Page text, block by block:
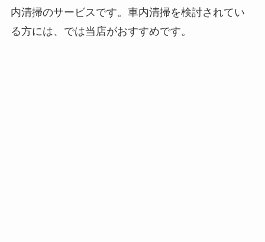
内清掃のサービスです。車内清掃を検討されてい
る方には、では当店がおすすめです。